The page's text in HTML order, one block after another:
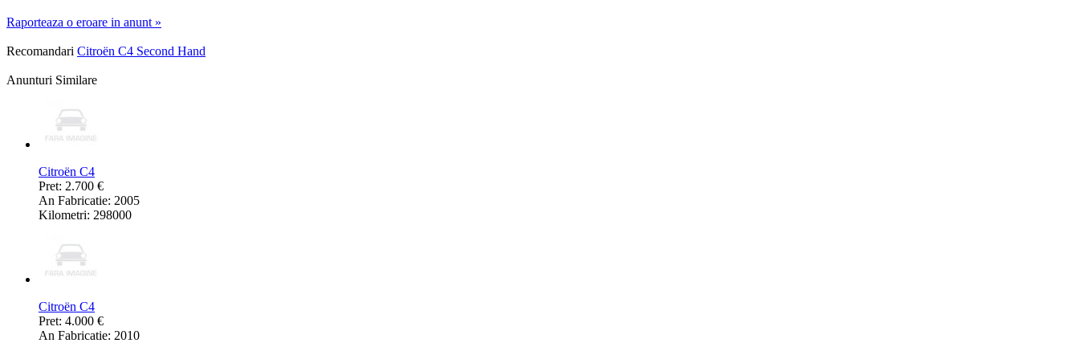
Raporteaza o eroare in anunt »
Recomandari Citroën C4 Second Hand
Anunturi Similare
Citroën C4
Pret: 2.700 €
An Fabricatie: 2005
Kilometri: 298000
Citroën C4
Pret: 4.000 €
An Fabricatie: 2010